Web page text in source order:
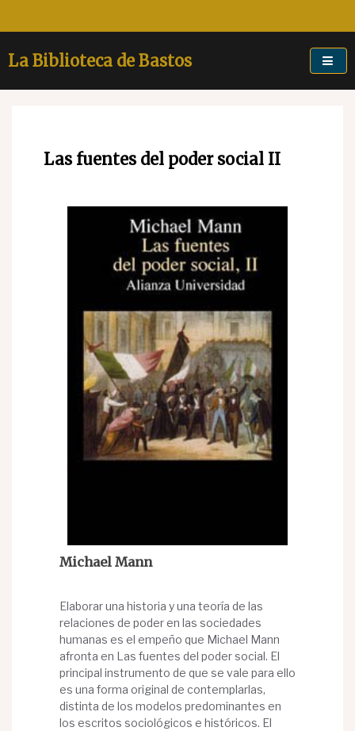
La Biblioteca de Bastos
Las fuentes del poder social II
Michael Mann
Elaborar una historia y una teoría de las
relaciones de poder en las sociedades
humanas es el empeño que Michael Mann
afronta en Las fuentes del poder social. El
principal instrumento de que se vale para ello
es una forma original de contemplarlas,
distinta de los modelos predominantes en
los escritos sociológicos e históricos. El